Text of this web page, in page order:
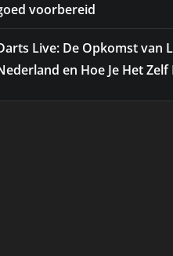
voorbereid
Live: De Opkomst van
en Hoe Je Het Zelf